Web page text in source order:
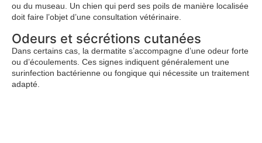
ou du museau. Un chien qui perd ses poils de manière localisée
doit faire l’objet d’une consultation vétérinaire.
Odeurs et sécrétions cutanées
Dans certains cas, la dermatite s’accompagne d’une odeur forte
ou d’écoulements. Ces signes indiquent généralement une
surinfection bactérienne ou fongique qui nécessite un traitement
adapté.